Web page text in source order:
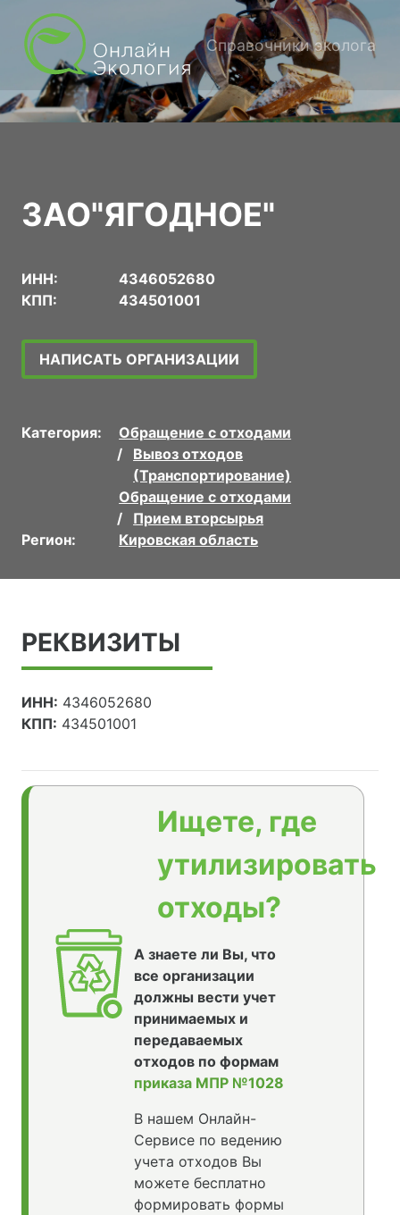
Справочники эколога
ЗАО"ЯГОДНОЕ"
ИНН:
4346052680
КПП:
434501001
НАПИСАТЬ ОРГАНИЗАЦИИ
Категория:
Обращение с отходами
Вывоз отходов
(Транспортирование)
Обращение с отходами
Прием вторсырья
Регион:
Кировская область
РЕКВИЗИТЫ
ИНН: 4346052680
КПП: 434501001
Ищете, где
утилизировать
отходы?
А знаете ли Вы, что
все организации
должны вести учет
принимаемых и
передаваемых
отходов по формам
приказа МПР №1028
В нашем Онлайн-
Сервисе по ведению
учета отходов Вы
можете бесплатно
формировать формы